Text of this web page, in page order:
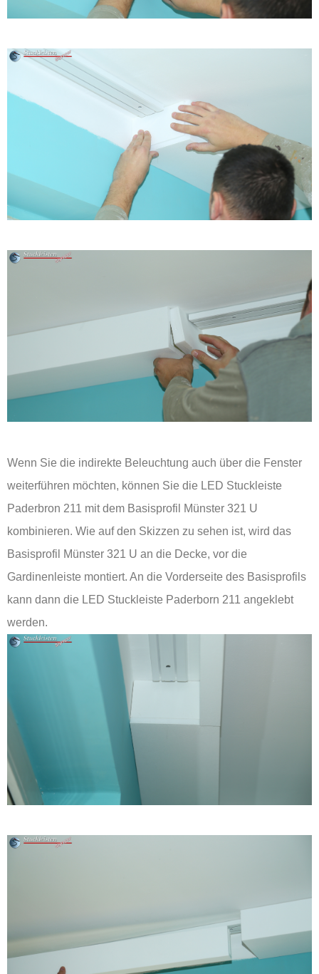
Wenn Sie die indirekte Beleuchtung auch über die Fenster
weiterführen möchten, können Sie die LED Stuckleiste
Paderbron 211 mit dem Basisprofil Münster 321 U
kombinieren. Wie auf den Skizzen zu sehen ist, wird das
Basisprofil Münster 321 U an die Decke, vor die
Gardinenleiste montiert. An die Vorderseite des Basisprofils
kann dann die LED Stuckleiste Paderborn 211 angeklebt
werden.